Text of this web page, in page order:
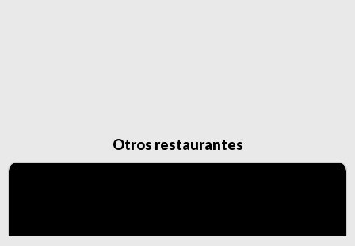
Otros restaurantes